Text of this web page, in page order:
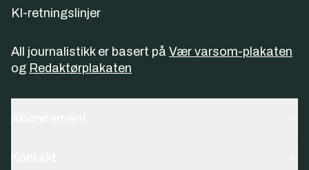
KI-retningslinjer
All journalistikk er basert på Vær varsom-plakaten
og Redaktørplakaten